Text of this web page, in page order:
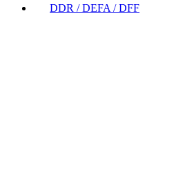
DDR / DEFA / DFF